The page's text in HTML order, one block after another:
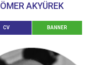
ÖMER AKYÜREK
CV BANNER